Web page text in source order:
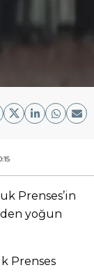
Prenses’in
yoğun
Prenses